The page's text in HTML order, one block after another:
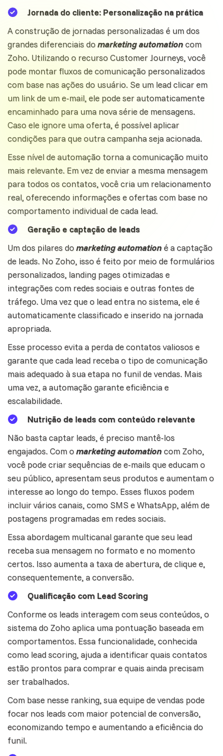
Jornada do cliente: Personalização na prática
A construção de jornadas personalizadas é um dos
grandes diferenciais domarketing automationcom
Zoho. Utilizando o recurso Customer Journeys, você
pode montar fluxos decomunicação personalizados
com base nas ações do usuário. Se um lead clicar em
um link de um e-mail, ele pode ser automaticamente
encaminhado para uma nova série de mensagens.
Caso ele ignore uma oferta, é possível aplicar
condições para que outra campanha seja acionada.
Esse nível de automação torna a comunicação muito
mais relevante. Em vez de enviar a mesma mensagem
para todos os contatos, você cria um relacionamento
real, oferecendo informações e ofertas com base no
comportamento individual de cada lead.
Geração e captação de leads
Um dos pilares domarketing automationé a captação
de leads. No Zoho, isso é feito por meio de formulários
personalizados, landing pages otimizadas e
integrações com redes sociais e outras fontes de
tráfego. Uma vez que o lead entra nosistema, ele é
automaticamente classificado e inserido na jornada
apropriada.
Esse processo evita a perda de contatos valiosos e
garante que cada lead receba o tipo de comunicação
mais adequado à sua etapa no funil de vendas. Mais
uma vez, a automação garante eficiência e
escalabilidade.
Nutrição de leads com conteúdo relevante
Não basta captar leads, é preciso mantê-los
engajados. Com omarketing automationcom Zoho,
você pode criar sequências de e-mails que educam o
seu público, apresentam seus produtos e aumentam o
interesse ao longo do tempo. Esses fluxos podem
incluir várioscanais, como SMS e WhatsApp, além de
postagens programadas em redes sociais.
Essa abordagem multicanal garante que seu lead
receba sua mensagem no formato e no momento
certos. Isso aumenta a taxa de abertura, de clique e,
consequentemente, a conversão.
Qualificação com Lead Scoring
Conforme os leads interagem com seus conteúdos, o
sistema do Zoho aplica uma pontuação baseada em
comportamentos. Essa funcionalidade, conhecida
como lead scoring, ajuda a identificar quais contatos
estão prontos para comprar e quais ainda precisam
ser trabalhados.
Com base nesse ranking, suaequipe de vendas pode
focar nos leads com maior potencial de conversão,
economizando tempo e aumentando a eficiência do
funil.